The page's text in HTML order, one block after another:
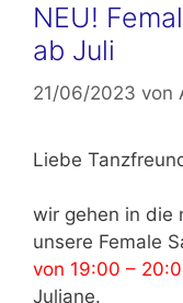
NEU!
ab Juli
21/06/2023 von
Liebe
wir gehen in die
unsere Female
von 19:00 –
Juliane.